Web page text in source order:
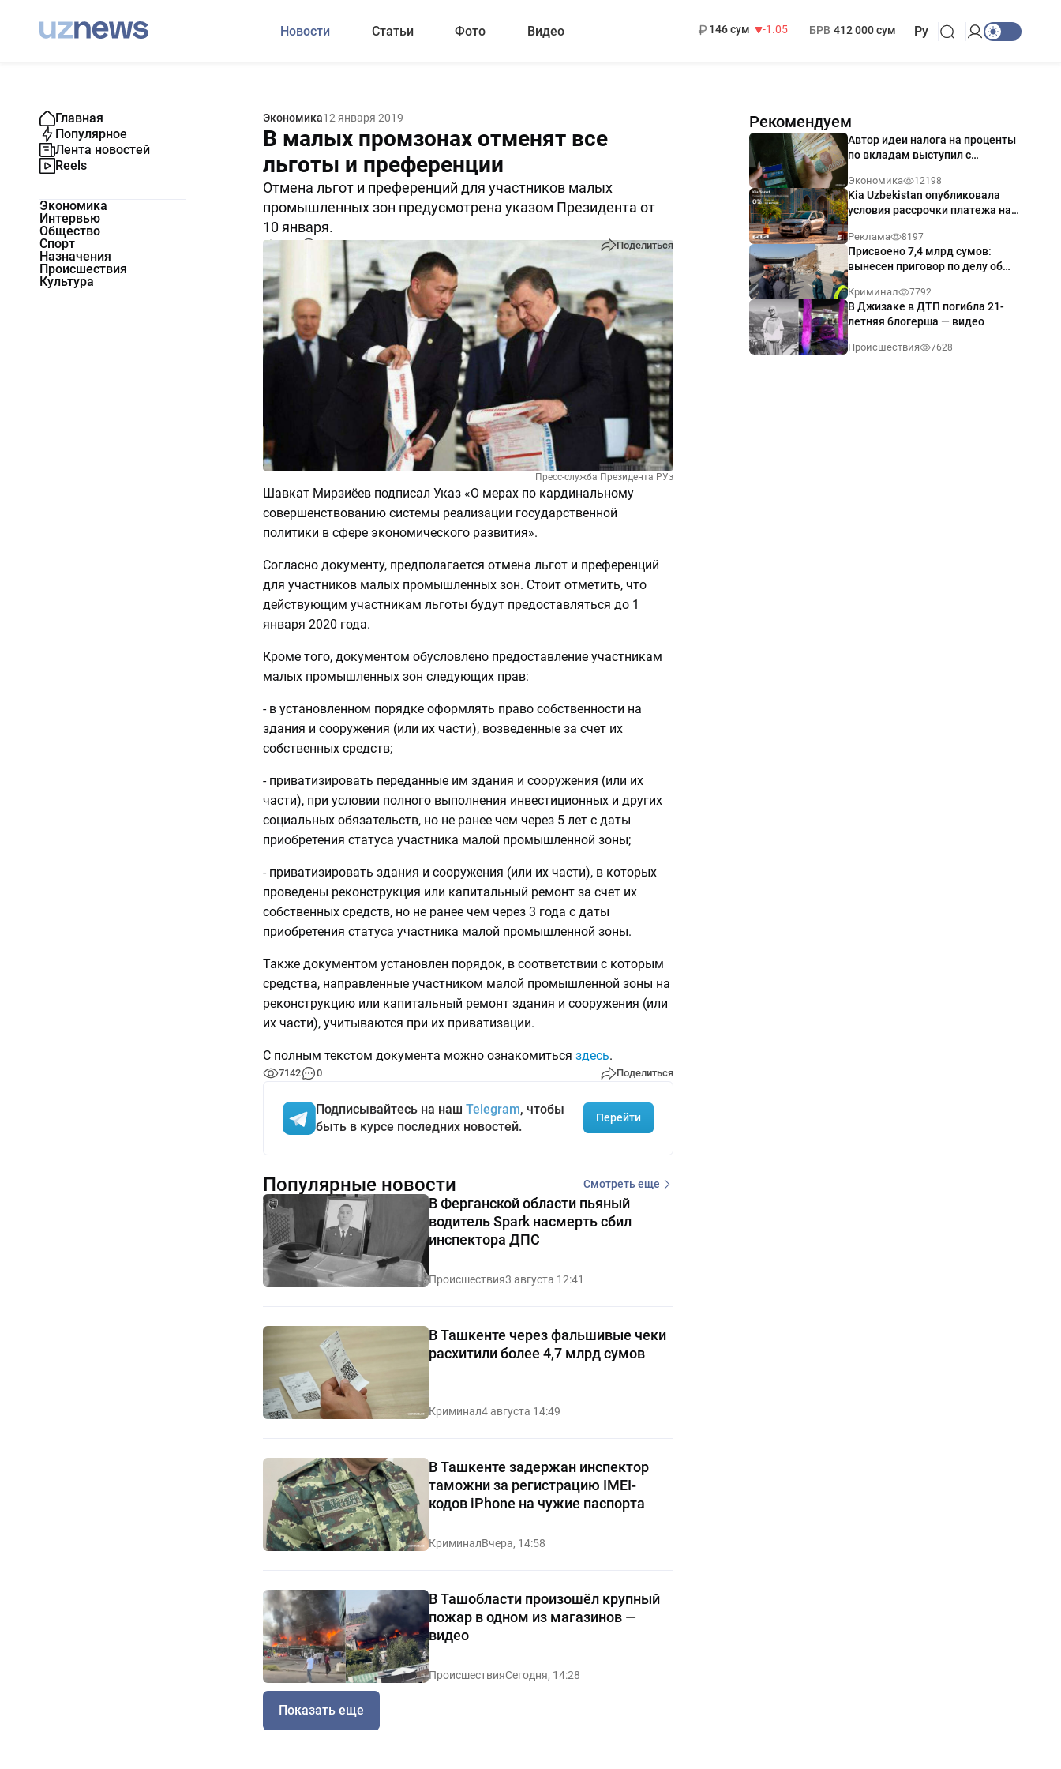
Новости Статьи Фото Видео
146 сум
-1.05
БРВ 412 000 сум Ру
Главная
Популярное
Лента новостей
Reels
Экономика
Интервью
Общество
Спорт
Назначения
Происшествия
Культура
Экономика12 января 2019
В малых промзонах отменят все
льготы и преференции
Отмена льгот и преференций для участников малых
промышленных зон предусмотрена указом Президента от
10 января.
Поделиться
Пресс-служба Президента РУз
Шавкат Мирзиёев подписал Указ «О мерах по кардинальному
совершенствованию системы реализации государственной
политики в сфере экономического развития».
Согласно документу, предполагается отмена льгот и преференций
для участников малых промышленных зон. Стоит отметить, что
действующим участникам льготы будут предоставляться до 1
января 2020 года.
Кроме того, документом обусловлено предоставление участникам
малых промышленных зон следующих прав:
- в установленном порядке оформлять право собственности на
здания и сооружения (или их части), возведенные за счет их
собственных средств;
- приватизировать переданные им здания и сооружения (или их
части), при условии полного выполнения инвестиционных и других
социальных обязательств, но не ранее чем через 5 лет с даты
приобретения статуса участника малой промышленной зоны;
- приватизировать здания и сооружения (или их части), в которых
проведены реконструкция или капитальный ремонт за счет их
собственных средств, но не ранее чем через 3 года с даты
приобретения статуса участника малой промышленной зоны.
Также документом установлен порядок, в соответствии с которым
средства, направленные участником малой промышленной зоны на
реконструкцию или капитальный ремонт здания и сооружения (или
их части), учитываются при их приватизации.
С полным текстом документа можно ознакомиться здесь.
7142 0 Поделиться
Подписывайтесь на наш Telegram, чтобы
быть в курсе последних новостей.
Перейти
Рекомендуем
Автор идеи налога на проценты
по вкладам выступил с
Экономика 12198
Kia Uzbekistan опубликовала
условия рассрочки платежа на
годовых
Реклама 8197
Присвоено 7,4 млрд сумов:
вынесен приговор по делу об
Ташкенте
Криминал 7792
В Джизаке в ДТП погибла 21-
летняя блогерша — видео
Происшествия 7628
Популярные новости Смотреть еще
В Ферганской области пьяный
водитель Spark насмерть сбил
инспектора ДПС
Происшествия3 августа 12:41
В Ташкенте через фальшивые чеки
расхитили более 4,7 млрд сумов
Криминал4 августа 14:49
В Ташкенте задержан инспектор
таможни за регистрацию IMEI-
кодов iPhone на чужие паспорта
КриминалВчера, 14:58
В Ташобласти произошёл крупный
пожар в одном из магазинов —
видео
ПроисшествияСегодня, 14:28
Показать еще